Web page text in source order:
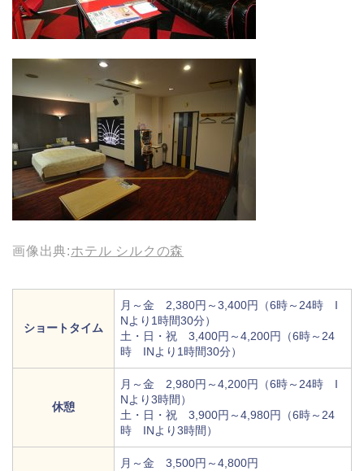
画像出典:ホテル シルクの森
ショートタイム
月～金 2,380円～3,400円（6時～24時 I
Nより1時間30分）
土・日・祝 3,400円～4,200円（6時～24
時 INより1時間30分）
休憩
月～金 2,980円～4,200円（6時～24時 I
Nより3時間）
土・日・祝 3,900円～4,980円（6時～24
時 INより3時間）
月～金 3,500円～4,800円